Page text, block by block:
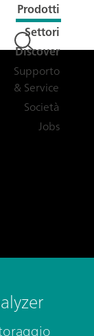
Prodotti
Settori
Discover
Supporto
& Service
Società
Jobs